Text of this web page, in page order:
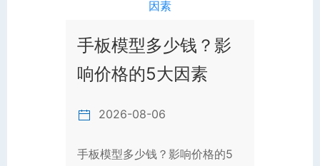
手板模型多少钱？影
响价格的5大因素
2026-08-06
手板模型多少钱？影响价格的5